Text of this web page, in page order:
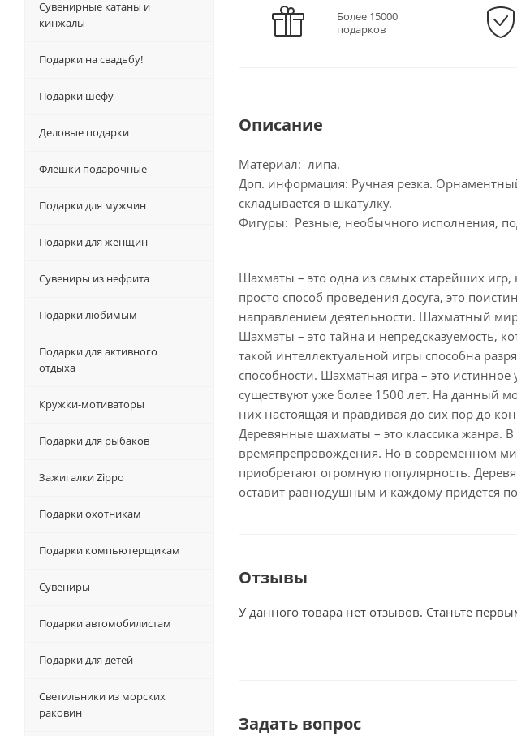
Более 15000
подарков
Описание
Материал: липа.
Доп. информация: Ручная резка.
складывается в шкатулку.
Фигуры: Резные, необычного исполнения,
Шахматы – это одна из самых старейших игр,
просто способ проведения досуга, это
направлением деятельности. Шахматный мир
Шахматы – это тайна и непредсказуемость,
такой интеллектуальной игры способна
способности. Шахматная игра – это
существуют уже более 1500 лет. На данный
них настоящая и правдивая до сих пор до
Деревянные шахматы – это классика жанра.
времяпрепровождения. Но в современном
приобретают огромную популярность.
оставит равнодушным и каждому придется
Отзывы
У данного товара нет отзывов. Станьте
Задать вопрос
Сувенирные катаны и
кинжалы
Подарки на свадьбу!
Подарки шефу
Деловые подарки
Флешки подарочные
Подарки для мужчин
Подарки для женщин
Сувениры из нефрита
Подарки любимым
Подарки для активного
отдыха
Кружки-мотиваторы
Подарки для рыбаков
Зажигалки Zippo
Подарки охотникам
Подарки компьютерщикам
Сувениры
Подарки автомобилистам
Подарки для детей
Светильники из морских
раковин